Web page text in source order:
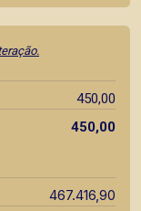
450,00
450,00
467.416,90